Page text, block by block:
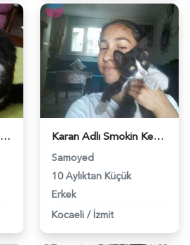
Erkek Smokin Oğlumuza Dişi Eş Aranıyor - 6902 Karan Adlı Smokin Kedimize Eş Arıyoruz - 7060
Samoyed
10 Aylıktan Küçük
Erkek
Kocaeli / İzmit